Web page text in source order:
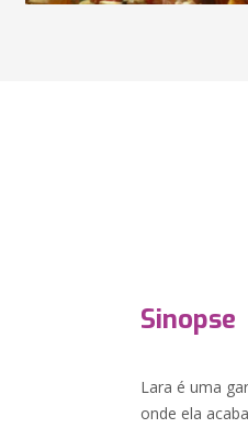
Sinopse
Lara é uma
onde ela